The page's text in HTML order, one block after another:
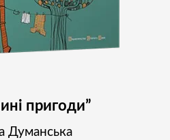
пригоди”
Думанська
слідкуйте за
проєкту